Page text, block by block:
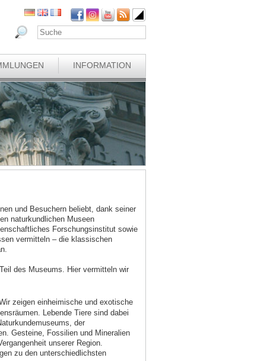
INFORMATION
und Besuchern beliebt, dank seiner
naturkundlichen Museen
Forschungsinstitut sowie
vermitteln – die klassischen
des Museums. Hier vermitteln wir
zeigen einheimische und exotische
Lebende Tiere sind dabei
der
Gesteine, Fossilien und Mineralien
unserer Region.
zu den unterschiedlichsten